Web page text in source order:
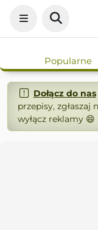
Popularne
Dołącz do nas
przepisy,
wyłącz reklamy 😄